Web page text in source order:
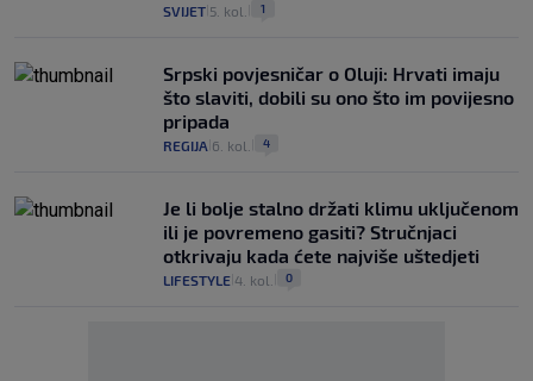
SVIJET 5. kol. 1
Srpski povjesničar o Oluji: Hrvati imaju
što slaviti, dobili su ono što im povijesno
pripada
REGIJA 6. kol. 4
Je li bolje stalno držati klimu uključenom
ili je povremeno gasiti? Stručnjaci
otkrivaju kada ćete najviše uštedjeti
LIFESTYLE 4. kol. 0